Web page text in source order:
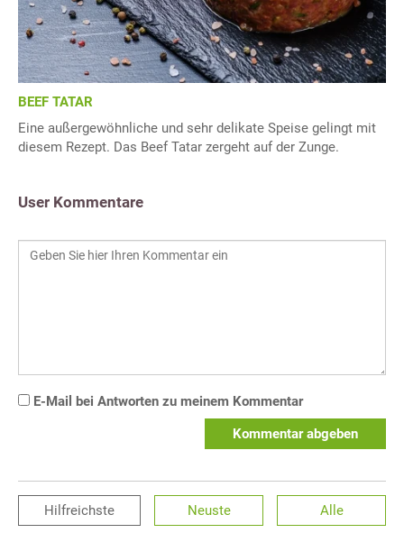
BEEF TATAR
Eine außergewöhnliche und sehr delikate Speise gelingt mit
diesem Rezept. Das Beef Tatar zergeht auf der Zunge.
User Kommentare
E-Mail bei Antworten zu meinem Kommentar
Kommentar abgeben
Hilfreichste Neuste Alle